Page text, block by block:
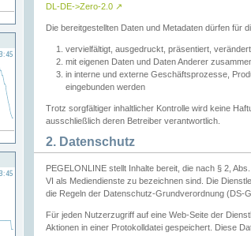
DL-DE->Zero-2.0 ↗
Die bereitgestellten Daten und Metadaten dürfen für
vervielfältigt, ausgedruckt, präsentiert,
mit eigenen Daten und Daten Anderer
in interne und externe Geschäftsprozesse,
eingebunden werden
Trotz sorgfältiger inhaltlicher Kontrolle wird keine
ausschließlich deren Betreiber verantwortlich.
2. Datenschutz
PEGELONLINE stellt Inhalte bereit, die nach § 2,
VI als Mediendienste zu bezeichnen sind. Die
die Regeln der Datenschutz-Grundverordnung (DS-
Für jeden Nutzerzugriff auf eine Web-Seite der
Aktionen in einer Protokolldatei gespeichert. Diese